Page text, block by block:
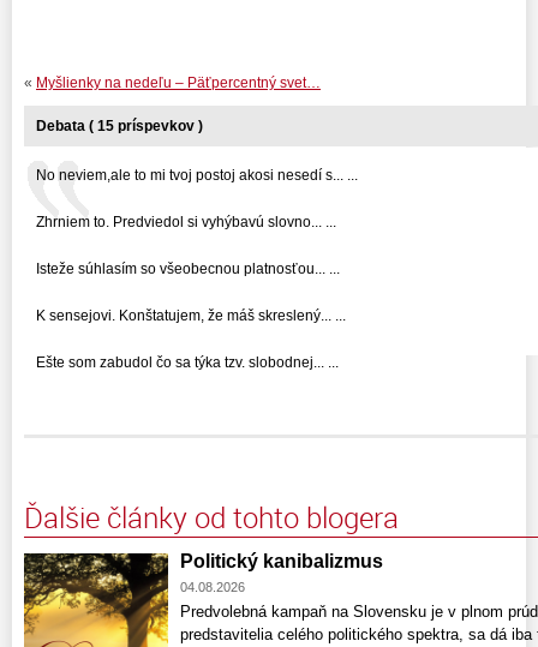
« Myšlienky na nedeľu – Päťpercentný svet…
Debata ( 15 príspevkov )
No neviem,ale to mi tvoj postoj akosi nesedí s... ...
Zhrniem to. Predviedol si vyhýbavú slovno... ...
Isteže súhlasím so všeobecnou platnosťou... ...
K sensejovi. Konštatujem, že máš skreslený... ...
Ešte som zabudol čo sa týka tzv. slobodnej... ...
Ďalšie články od tohto blogera
Politický kanibalizmus
04.08.2026
Predvolebná kampaň na Slovensku je v plnom
predstavitelia celého politického spektra, sa dá